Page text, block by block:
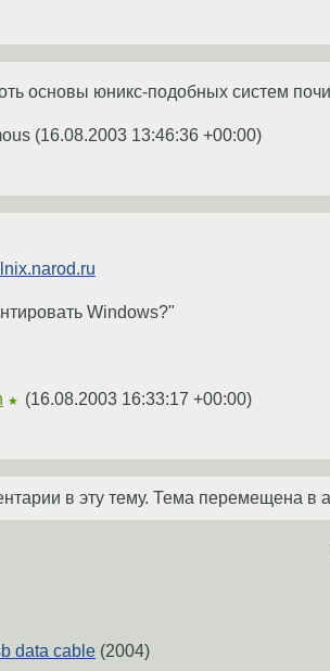
основы юникс-подобных систем
(16.08.2003 13:46:36 +00:00)
Windows?"
★ (16.08.2003 16:33:17 +00:00)
в эту тему. Тема перемещена в
data cable (2004)